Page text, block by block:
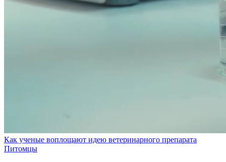
Как ученые воплощают идею ветеринарного препарата
Питомцы